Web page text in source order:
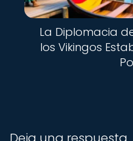
La Diplomacia
los Vikingos